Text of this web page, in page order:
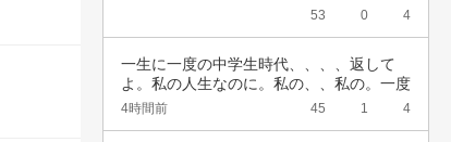
53 0 4
一生に一度の中学生時代、、、、返して
よ。私の人生なのに。私の、、私の。一度
でいいから…
4時間前 45 1 4